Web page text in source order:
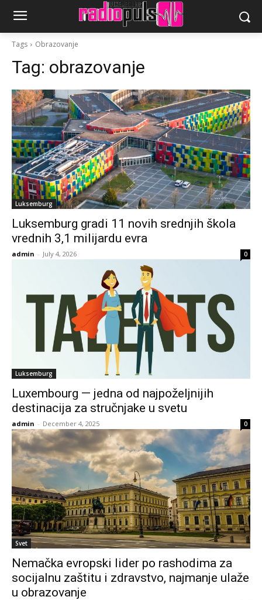
Tags Obrazovanje
Tag: obrazovanje
Luksemburg
Luksemburg gradi 11 novih srednjih škola
vrednih 3,1 milijardu evra
admin - July 4, 2026 0
Luksemburg
Luxembourg — jedna od najpoželjnijih
destinacija za stručnjake u svetu
admin - December 4, 2025 0
Svet
Nemačka evropski lider po rashodima za
socijalnu zaštitu i zdravstvo, najmanje ulaže
u obrazovanje